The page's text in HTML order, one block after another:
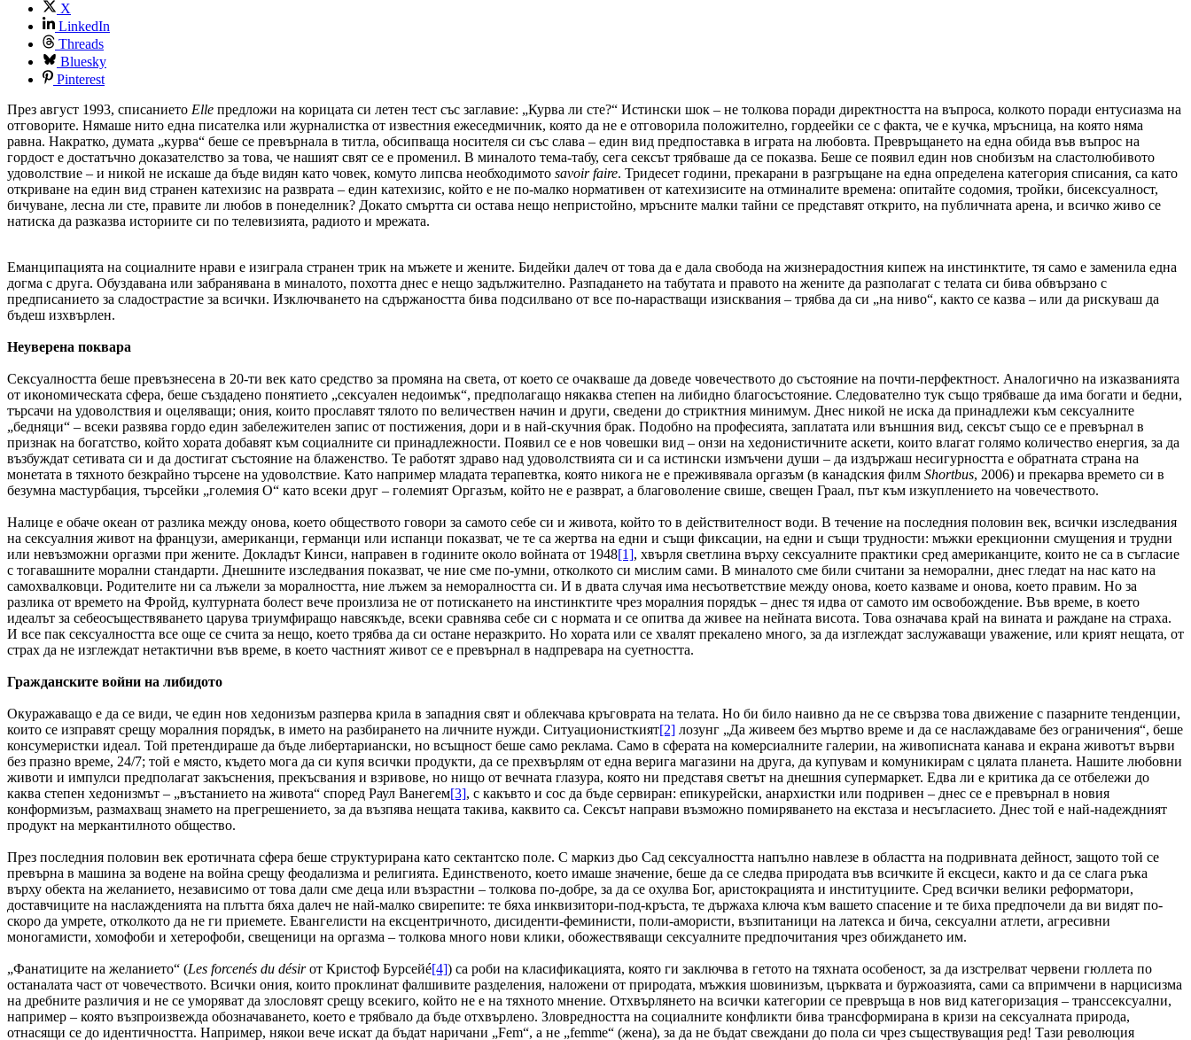
X
LinkedIn
Threads
Bluesky
Pinterest
През август 1993, списанието Elle предложи на корицата си летен тест със заглавие: „Курва ли сте?“ Истински шок – не толкова поради директността на въпроса, колкото поради ентусиазма на
отговорите. Нямаше нито една писателка или журналистка от известния ежеседмичник, която да не е отговорила положително, гордеейки се с факта, че е кучка, мръсница, на която няма
равна. Накратко, думата „курва“ беше се превърнала в титла, обсипваща носителя си със слава – един вид предпоставка в играта на любовта. Превръщането на една обида във въпрос на
гордост е достатъчно доказателство за това, че нашият свят се е променил. В миналото тема-табу, сега сексът трябваше да се показва. Беше се появил един нов снобизъм на сластолюбивото
удоволствие – и никой не искаше да бъде видян като човек, комуто липсва необходимото savoirfaire. Тридесет години, прекарани в разгръщане на една определена категория списания, са като
откриване на един вид странен катехизис на разврата – един катехизис, който е не по-малко нормативен от катехизисите на отминалите времена: опитайте содомия, тройки, бисексуалност,
бичуване, лесна ли сте, правите ли любов в понеделник? Докато смъртта си остава нещо непристойно, мръсните малки тайни се представят открито, на публичната арена, и всичко живо се
натиска да разказва историите си по телевизията, радиото и мрежата.
Еманципацията на социалните нрави е изиграла странен трик на мъжете и жените. Бидейки далеч от това да е дала свобода на жизнерадостния кипеж на инстинктите, тя само е заменила една
догма с друга. Обуздавана или забранявана в миналото, похотта днес е нещо задължително. Разпадането на табутата и правото на жените да разполагат с телата си бива обвързано с
предписанието за сладострастие за всички. Изключването на сдържаността бива подсилвано от все по-нарастващи изисквания – трябва да си „на ниво“, както се казва – или да рискуваш да
бъдеш изхвърлен.
Неуверена поквара
Сексуалността беше превъзнесена в 20-ти век като средство за промяна на света, от което се очакваше да доведе човечеството до състояние на почти-перфектност. Аналогично на изказванията
от икономическата сфера, беше създадено понятието „сексуален недоимък“, предполагащо някаква степен на либидно благосъстояние. Следователно тук също трябваше да има богати и бедни,
търсачи на удоволствия и оцеляващи; ония, които прославят тялото по величествен начин и други, сведени до стриктния минимум. Днес никой не иска да принадлежи към сексуалните
„бедняци“ – всеки развява гордо един забележителен запис от постижения, дори и в най-скучния брак. Подобно на професията, заплатата или външния вид, сексът също се е превърнал в
признак на богатство, който хората добавят към социалните си принадлежности. Появил се е нов човешки вид – онзи на хедонистичните аскети, които влагат голямо количество енергия, за да
възбуждат сетивата си и да достигат състояние на блаженство. Те работят здраво над удоволствията си и са истински измъчени души – да издържаш несигурността е обратната страна на
монетата в тяхното безкрайно търсене на удоволствие. Като например младата терапевтка, която никога не е преживявала оргазъм (в канадския филм Shortbus, 2006) и прекарва времето си в
безумна мастурбация, търсейки „големия О“ като всеки друг – големият Оргазъм, който не е разврат, а благоволение свише, свещен Граал, път към изкуплението на човечеството.
Налице е обаче океан от разлика между онова, което обществото говори за самото себе си и живота, който то в действителност води. В течение на последния половин век, всички изследвания
на сексуалния живот на французи, американци, германци или испанци показват, че те са жертва на едни и същи фиксации, на едни и същи трудности: мъжки ерекционни смущения и трудни
или невъзможни оргазми при жените. Докладът Кинси, направен в годините около войната от 1948[1], хвърля светлина върху сексуалните практики сред американците, които не са в съгласие
с тогавашните морални стандарти. Днешните изследвания показват, че ние сме по-умни, отколкото си мислим сами. В миналото сме били считани за неморални, днес гледат на нас като на
самохвалковци. Родителите ни са лъжели за моралността, ние лъжем за неморалността си. И в двата случая има несъответствие между онова, което казваме и онова, което правим. Но за
разлика от времето на Фройд, културната болест вече произлиза не от потискането на инстинктите чрез моралния порядък – днес тя идва от самото им освобождение. Във време, в което
идеалът за себеосъществяването царува триумфиращо навсякъде, всеки сравнява себе си с нормата и се опитва да живее на нейната висота. Това означава край на вината и раждане на страха.
И все пак сексуалността все още се счита за нещо, което трябва да си остане неразкрито. Но хората или се хвалят прекалено много, за да изглеждат заслужаващи уважение, или крият нещата, от
страх да не изглеждат нетактични във време, в което частният живот се е превърнал в надпревара на суетността.
Гражданските войни на либидото
Окуражаващо е да се види, че един нов хедонизъм разперва крила в западния свят и облекчава кръговрата на телата. Но би било наивно да не се свързва това движение с пазарните тенденции,
които се изправят срещу моралния порядък, в името на разбирането на личните нужди. Ситуационисткият[2] лозунг „Да живеем без мъртво време и да се наслаждаваме без ограничения“, беше
консумеристки идеал. Той претендираше да бъде либертариански, но всъщност беше само реклама. Само в сферата на комерсиалните галерии, на живописната канава и екрана животът върви
без празно време, 24/7; той е място, където мога да си купя всички продукти, да се прехвърлям от една верига магазини на друга, да купувам и комуникирам с цялата планета. Нашите любовни
животи и импулси предполагат закъснения, прекъсвания и взривове, но нищо от вечната глазура, която ни представя светът на днешния супермаркет. Едва ли е критика да се отбележи до
каква степен хедонизмът – „въстанието на живота“ според Раул Ванегем[3], с какъвто и сос да бъде сервиран: епикурейски, анархистки или подривен – днес се е превърнал в новия
конформизъм, размахващ знамето на прегрешението, за да възпява нещата такива, каквито са. Сексът направи възможно помиряването на екстаза и несъгласието. Днес той е най-надеждният
продукт на меркантилното общество.
През последния половин век еротичната сфера беше структурирана като сектантско поле. С маркиз дьо Сад сексуалността напълно навлезе в областта на подривната дейност, защото той се
превърна в машина за водене на война срещу феодализма и религията. Единственото, което имаше значение, беше да се следва природата във всичките й ексцеси, както и да се слага ръка
върху обекта на желанието, независимо от това дали сме деца или възрастни – толкова по-добре, за да се охулва Бог, аристокрацията и институциите. Сред всички велики реформатори,
доставчиците на наслажденията на плътта бяха далеч не най-малко свирепите: те бяха инквизитори-под-кръста, те държаха ключа към вашето спасение и те биха предпочели да ви видят по-
скоро да умрете, отколкото да не ги приемете. Евангелисти на ексцентричното, дисиденти-феминисти, поли-амористи, възпитаници на латекса и бича, сексуални атлети, агресивни
моногамисти, хомофоби и хетерофоби, свещеници на оргазма – толкова много нови клики, обожествяващи сексуалните предпочитания чрез обиждането им.
„Фанатиците на желанието“ (Les forcenés du désirот Кристоф Бурсейé[4]) са роби на класификацията, която ги заключва в гетото на тяхната особеност, за да изстрелват червени гюллета по
останалата част от човечеството. Всички ония, които проклинат фалшивите разделения, наложени от природата, мъжкия шовинизъм, църквата и буржоазията, сами са впримчени в нарцисизма
на дребните различия и не се уморяват да злословят срещу всекиго, който не е на тяхното мнение. Отхвърлянето на всички категории се превръща в нов вид категоризация – транссексуални,
например – която възпроизвежда обозначаването, което е трябвало да бъде отхвърлено. Зловредността на социалните конфликти бива трансформирана в кризи на сексуалната природа,
отнасящи се до идентичността. Например, някои вече искат да бъдат наричани „Fem“, а не „femme“ (жена), за да не бъдат свеждани до пола си чрез съществуващия ред! Тази революция